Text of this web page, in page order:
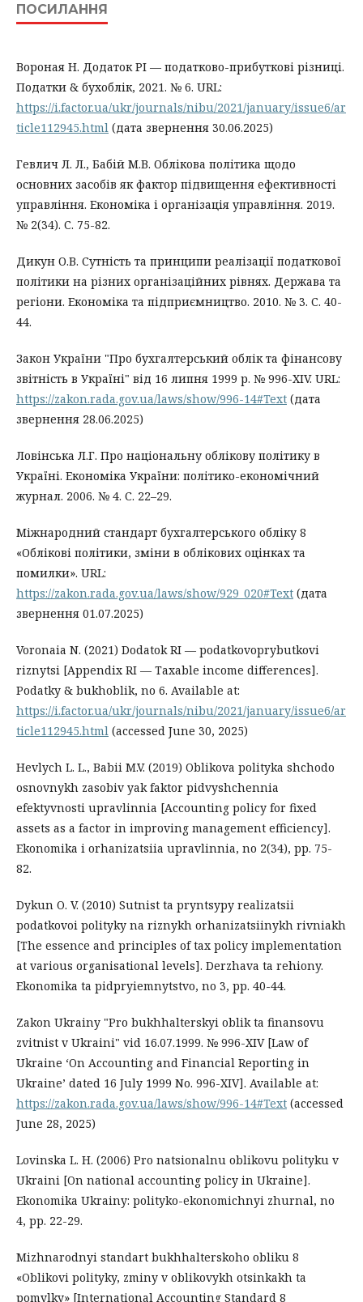
ПОСИЛАННЯ
Вороная Н. Додаток РІ — податково-прибуткові різниці.
Податки & бухоблік, 2021. № 6. URL:
https://i.factor.ua/ukr/journals/nibu/2021/january/issue6/ar
ticle112945.html (дата звернення 30.06.2025)
Гевлич Л. Л., Бабій М.В. Облікова політика щодо
основних засобів як фактор підвищення ефективності
управління. Економiка i органiзацiя управлiння. 2019.
№ 2(34). С. 75-82.
Дикун О.В. Сутність та принципи реалізації податкової
політики на різних організаційних рівнях. Держава та
регіони. Економіка та підприємництво. 2010. № 3. С. 40-
44.
Закон України "Про бухгалтерський облік та фінансову
звітність в Україні" від 16 липня 1999 р. № 996-ХІV. URL:
https://zakon.rada.gov.ua/laws/show/996-14#Text (дата
звернення 28.06.2025)
Ловінська Л.Г. Про національну облікову політику в
Україні. Економіка України: політико-економічний
журнал. 2006. № 4. С. 22–29.
Міжнародний стандарт бухгалтерського обліку 8
«Облікові політики, зміни в облікових оцінках та
помилки». URL:
https://zakon.rada.gov.ua/laws/show/929_020#Text (дата
звернення 01.07.2025)
Voronaia N. (2021) Dodatok RI — podatkovoprybutkovi
riznytsi [Appendix RI — Taxable income differences].
Podatky & bukhoblik, no 6. Available at:
https://i.factor.ua/ukr/journals/nibu/2021/january/issue6/ar
ticle112945.html (accessed June 30, 2025)
Hevlych L. L., Babii M.V. (2019) Oblikova polityka shchodo
osnovnykh zasobiv yak faktor pidvyshchennia
efektyvnosti upravlinnia [Accounting policy for fixed
assets as a factor in improving management efficiency].
Ekonomika i orhanizatsiia upravlinnia, no 2(34), pp. 75-
82.
Dykun O. V. (2010) Sutnist ta pryntsypy realizatsii
podatkovoi polityky na riznykh orhanizatsiinykh rivniakh
[The essence and principles of tax policy implementation
at various organisational levels]. Derzhava ta rehiony.
Ekonomika ta pidpryiemnytstvo, no 3, pp. 40-44.
Zakon Ukrainy "Pro bukhhalterskyi oblik ta finansovu
zvitnist v Ukraini" vid 16.07.1999. № 996-ХІV [Law of
Ukraine ‘On Accounting and Financial Reporting in
Ukraine’ dated 16 July 1999 No. 996-XIV]. Available at:
https://zakon.rada.gov.ua/laws/show/996-14#Text (accessed
June 28, 2025)
Lovinska L. H. (2006) Pro natsionalnu oblikovu polityku v
Ukraini [On national accounting policy in Ukraine].
Ekonomika Ukrainy: polityko-ekonomichnyi zhurnal, no
4, pp. 22-29.
Mizhnarodnyi standart bukhhalterskoho obliku 8
«Oblikovi polityky, zminy v oblikovykh otsinkakh ta
pomylky» [International Accounting Standard 8